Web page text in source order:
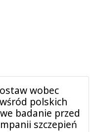
wobec
polskich
badanie przed
szczepień